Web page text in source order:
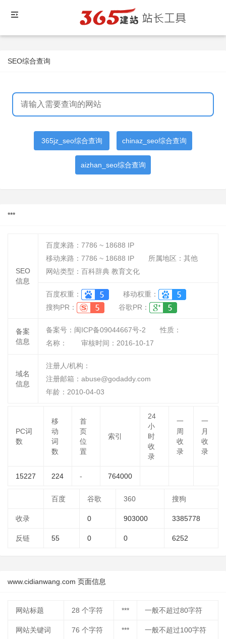
SEO综合查询
365jz_seo综合查询 chinaz_seo综合查询
aizhan_seo综合查询
***
SEO
信息
百度来路： 7786 ~ 18688 IP
移动来路： 7786 ~ 18688 IP
所属地区：其他
网站类型：百科辞典 教育文化
百度权重：
移动权重：
搜狗PR：
谷歌PR：
备案
信息
备案号：闽ICP备09044667号-2
性质：
名称：
审核时间： 2016-10-17
域名
信息
注册人/机构：
注册邮箱：abuse@godaddy.com
年龄：2010-04-03
PC词
数
移
动
词
数
首
页
位
置
索引
24
小
时
收
录
一
周
收
录
一
月
收
录
15227 224 - 764000
百度 谷歌 360 搜狗
收录 0 903000 3385778
反链 55 0 0 6252
www.cidianwang.com 页面信息
网站标题 28 个字符 *** 一般不超过80字符
网站关键词 76 个字符 *** 一般不超过100字符